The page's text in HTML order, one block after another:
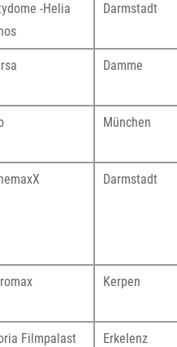
-Helia
Darmstadt
Damme
München
Darmstadt
Kerpen
Filmpalast Erkelenz